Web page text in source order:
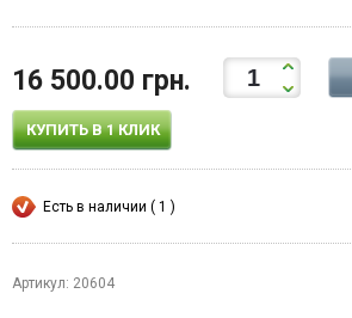
16 500.00 грн.
КУПИТЬ В 1 КЛИК
Есть в наличии ( 1 )
Артикул: 20604